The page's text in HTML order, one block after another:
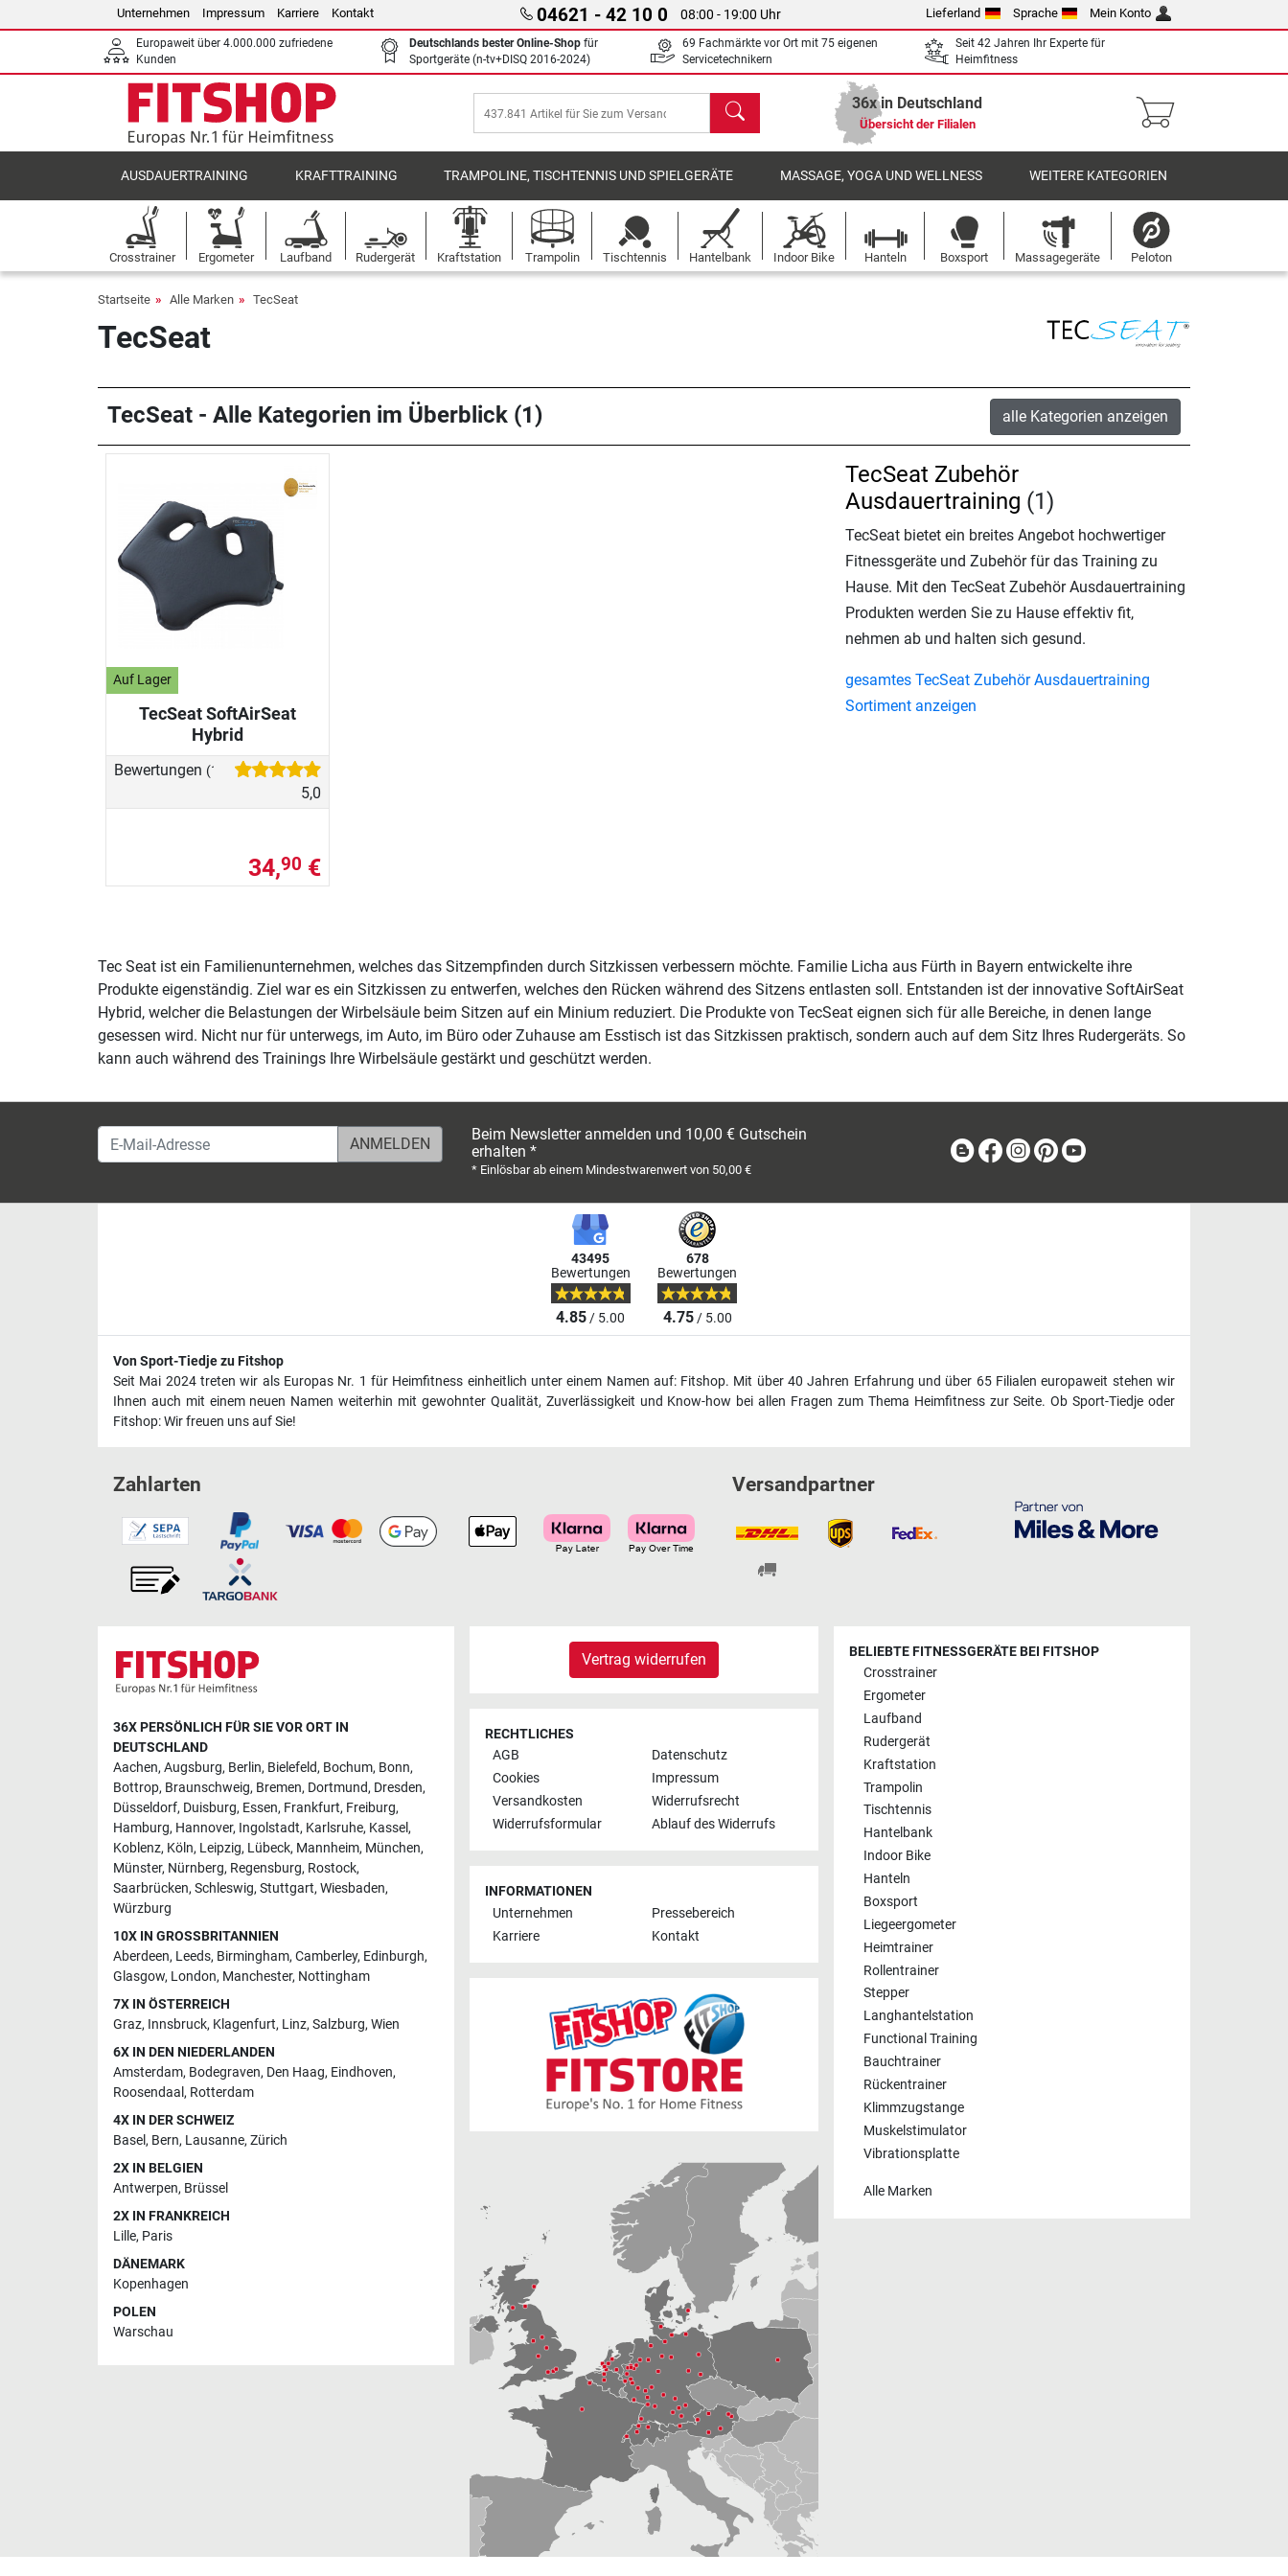
Unternehmen Impressum Karriere Kontakt 04621 - 42 10 0 08:00 - 19:00 Uhr Lieferland Sprache Mein Konto
Europaweit über 4.000.000 zufriedene
Kunden
Deutschlands bester Online-Shop für
Sportgeräte (n-tv+DISQ 2016-2024)
69 Fachmärkte vor Ort mit 75 eigenen
Servicetechnikern
Seit 42 Jahren Ihr Experte für
Heimfitness
Suchen 36x in Deutschland
Übersicht der Filialen
AUSDAUERTRAINING KRAFTTRAINING TRAMPOLINE, TISCHTENNIS UND SPIELGERÄTE MASSAGE, YOGA UND WELLNESS WEITERE KATEGORIEN
Crosstrainer Ergometer Laufband Rudergerät Kraftstation Trampolin Tischtennis Hantelbank Indoor Bike Hanteln Boxsport Massagegeräte Peloton
Startseite Alle Marken TecSeat
TecSeat
TecSeat - Alle Kategorien im Überblick (1) alle Kategorien anzeigen
Auf Lager
TecSeat SoftAirSeat
Hybrid
Bewertungen (1)
5,0
34,90 €
TecSeat Zubehör
Ausdauertraining (1)
TecSeat bietet ein breites Angebot hochwertiger
Fitnessgeräte und Zubehör für das Training zu
Hause. Mit den TecSeat Zubehör Ausdauertraining
Produkten werden Sie zu Hause effektiv fit,
nehmen ab und halten sich gesund.
gesamtes TecSeat Zubehör Ausdauertraining
Sortiment anzeigen
Tec Seat ist ein Familienunternehmen, welches das Sitzempfinden durch Sitzkissen verbessern möchte. Familie Licha aus Fürth in Bayern entwickelte ihre
Produkte eigenständig. Ziel war es ein Sitzkissen zu entwerfen, welches den Rücken während des Sitzens entlasten soll. Entstanden ist der innovative SoftAirSeat
Hybrid, welcher die Belastungen der Wirbelsäule beim Sitzen auf ein Minium reduziert. Die Produkte von TecSeat eignen sich für alle Bereiche, in denen lange
gesessen wird. Nicht nur für unterwegs, im Auto, im Büro oder Zuhause am Esstisch ist das Sitzkissen praktisch, sondern auch auf dem Sitz Ihres Rudergeräts. So
kann auch während des Trainings Ihre Wirbelsäule gestärkt und geschützt werden.
E-Mail-Adresse
Beim Newsletter anmelden und 10,00 € Gutschein
erhalten *
* Einlösbar ab einem Mindestwarenwert von 50,00 €
BlogFacebook
Instagram
Pinterest
43495
Bewertungen
4.85/ 5.00
678
Bewertungen
4.75/ 5.00
Von Sport-Tiedje zu Fitshop
Seit Mai 2024 treten wir als Europas Nr. 1 für Heimfitness einheitlich unter einem Namen auf: Fitshop. Mit über 40 Jahren Erfahrung und über 65 Filialen europaweit stehen wir
Ihnen auch mit einem neuen Namen weiterhin mit gewohnter Qualität, Zuverlässigkeit und Know-how bei allen Fragen zum Thema Heimfitness zur Seite. Ob Sport-Tiedje oder
Fitshop: Wir freuen uns auf Sie!
Zahlarten Versandpartner
36X PERSÖNLICH FÜR SIE VOR ORT IN
DEUTSCHLAND
Aachen, Augsburg, Berlin, Bielefeld, Bochum, Bonn,
Bottrop, Braunschweig, Bremen, Dortmund, Dresden,
Düsseldorf, Duisburg, Essen, Frankfurt, Freiburg,
Hamburg, Hannover, Ingolstadt, Karlsruhe, Kassel,
Koblenz, Köln, Leipzig, Lübeck, Mannheim, München,
Münster, Nürnberg, Regensburg, Rostock,
Saarbrücken, Schleswig, Stuttgart, Wiesbaden,
Würzburg
10X IN GROSSBRITANNIEN
Aberdeen, Leeds, Birmingham, Camberley, Edinburgh,
Glasgow, London, Manchester, Nottingham
7X IN ÖSTERREICH
Graz, Innsbruck, Klagenfurt, Linz, Salzburg, Wien
6X IN DEN NIEDERLANDEN
Amsterdam, Bodegraven, Den Haag, Eindhoven,
Roosendaal , Rotterdam
4X IN DER SCHWEIZ
Basel, Bern, Lausanne, Zürich
2X IN BELGIEN
Antwerpen, Brüssel
2X IN FRANKREICH
Lille, Paris
DÄNEMARK
Kopenhagen
POLEN
Warschau
Vertrag widerrufen
RECHTLICHES
AGB
Datenschutz
Cookies
Impressum
Versandkosten
Widerrufsrecht
Widerrufsformular
Ablauf des Widerrufs
INFORMATIONEN
Unternehmen
Pressebereich
Karriere
Kontakt
BELIEBTE FITNESSGERÄTE BEI FITSHOP
Crosstrainer
Ergometer
Laufband
Rudergerät
Kraftstation
Trampolin
Tischtennis
Hantelbank
Indoor Bike
Hanteln
Boxsport
Liegeergometer
Heimtrainer
Rollentrainer
Stepper
Langhantelstation
Functional Training
Bauchtrainer
Rückentrainer
Klimmzugstange
Muskelstimulator
Vibrationsplatte
Alle Marken